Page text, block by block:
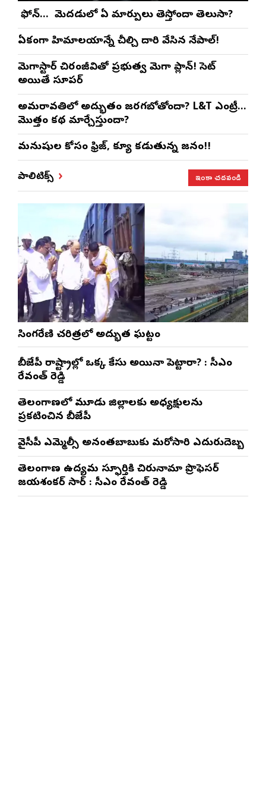
మీ ఫోన్… మీ మెదడులో ఏ మార్పులు తెస్తోందా తెలుసా?
ఏకంగా హిమాలయాన్నే చీల్చి దారి వేసిన నేపాల్!
మెగాస్టార్ చిరంజీవితో ప్రభుత్వ మెగా ప్లాన్! సెట్
అయితే సూపర్
అమరావతిలో అద్భుతం జరగబోతోందా? L&T ఎంట్రీ…
మొత్తం కథ మార్చేస్తుందా?
మనుషుల కోసం ఫ్రిజ్, క్యూ కడుతున్న జనం!!
పాలిటిక్స్ ఇంకా చదవండి
సింగరేణి చరిత్రలో అద్భుత ఘట్టం
బీజేపీ రాష్ట్రాల్లో ఒక్క కేసు అయినా పెట్టారా? : సీఎం
రేవంత్ రెడ్డి
తెలంగాణలో మూడు జిల్లాలకు అధ్యక్షులను
ప్రకటించిన బీజేపీ
వైసీపీ ఎమ్మెల్సీ అనంతబాబుకు మరోసారి ఎదురుదెబ్బ
తెలంగాణ ఉద్యమ స్ఫూర్తికి చిరునామా ప్రొఫెసర్
జయశంకర్ సార్ : సీఎం రేవంత్ రెడ్డి